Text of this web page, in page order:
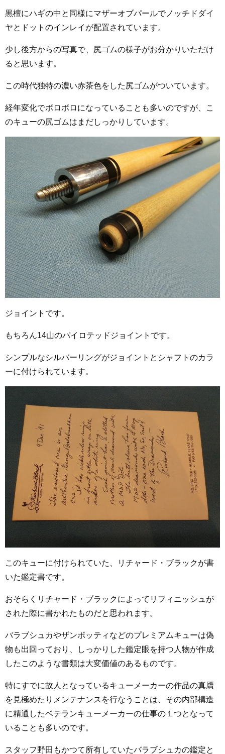
黒檀にハギの中と同様にマザーオブパールでノッチドダイ
ヤとドットのインレイが配置されています。
少し後方からの写真で、尻ゴムの様子がお分かりいただけ
ると思います。
この時代独特の濃い赤茶色をした尻ゴムがついています。
経年変化でボロボロになっていることも多いのですが、こ
のキューの尻ゴムはまだしっかりしています。
ジョイントです。
もちろん14山のパイロテッドジョイントです。
シンプルなシルバーリングがジョイントとシャフトのカラ
ーに付けられています。
このキューに付けられていた、リチャード・ブラックが書
いた鑑定書です。
おそらくリチャード・ブラックによってリフィニッシュが
された際に書かれたものだと思われます。
バラブシュカやザンボッティなどのプレミアムキューは偽
物も出回っており、しっかりした鑑定眼を持つ人物が作成
したこのような書類は大変価値のあるものです。
特にすでに故人となっているキューメーカーの作品の真贋
を見極めたりメンテナンスを行なうことは、その内部構造
に精通したベテランキューメーカーの仕事の１つとなって
いることも多いのです。
スタッフ野田もかつて所有していたバラブシュカの鑑定と